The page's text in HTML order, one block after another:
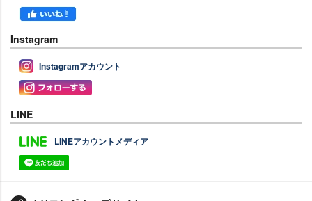
Instagram
Instagramアカウント
LINE
LINEアカウントメディア